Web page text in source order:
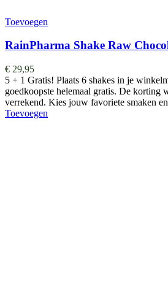
Toevoegen
RainPharma Shake Raw
€ 29,95
5 + 1 Gratis! Plaats 6 shakes in je
goedkoopste helemaal gratis. De korting
verrekend. Kies jouw favoriete smaken
Toevoegen